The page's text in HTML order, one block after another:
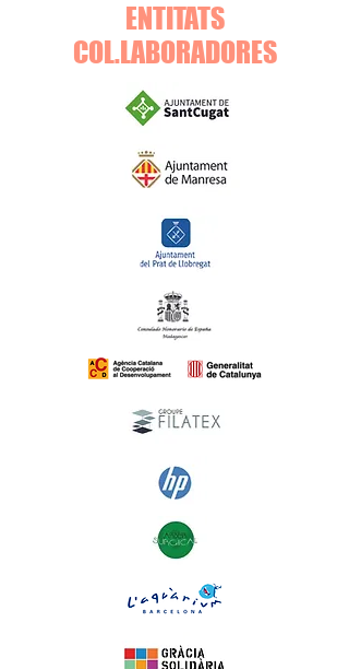
ENTITATS
COL.LABORADORES